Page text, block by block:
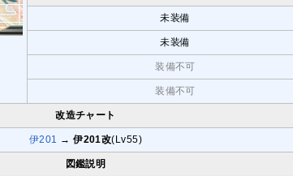
未装備
未装備
装備不可
装備不可
改造チャート
伊201 →伊201改(Lv55)
図鑑説明